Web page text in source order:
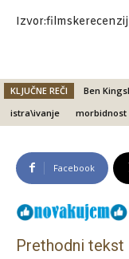
KLJUČNE REČI Ben
istra\ivanje
morbidnost
Facebook
Prethodni tekst